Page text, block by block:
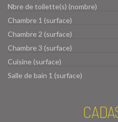
Nbre de toilette(s) (nombre)
Chambre 1 (surface)
Chambre 2 (surface)
Chambre 3 (surface)
Cuisine (surface)
Salle de bain 1 (surface)